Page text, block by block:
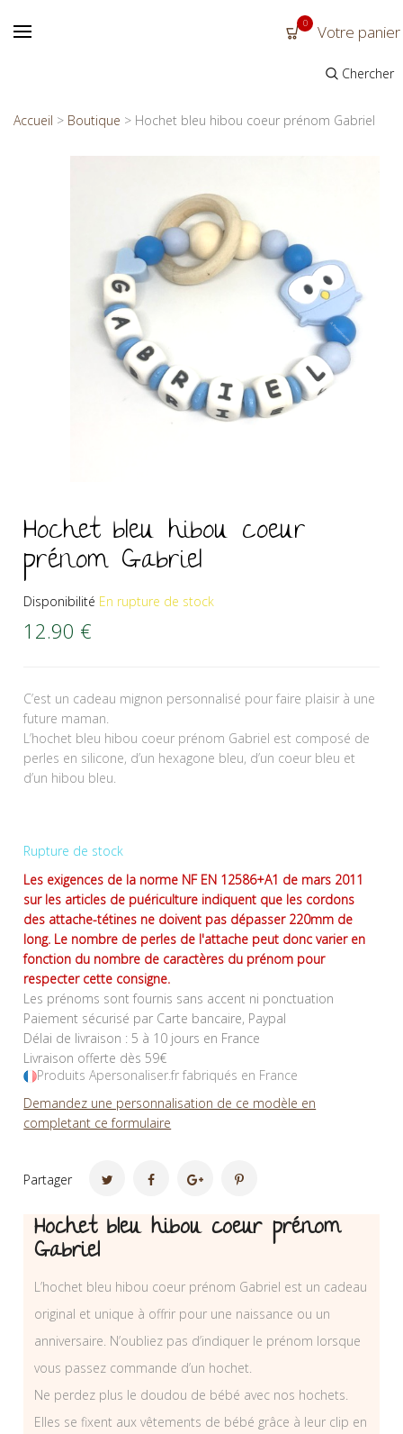
0 Votre panier
Chercher
Accueil > Boutique > Hochet bleu hibou coeur prénom Gabriel
Hochet bleu hibou coeur
prénom Gabriel
Disponibilité En rupture de stock
12.90 €
C’est un cadeau mignon personnalisé pour faire plaisir à une
future maman.
L’hochet bleu hibou coeur prénom Gabriel est composé de
perles en silicone, d’un hexagone bleu, d’un coeur bleu et
d’un hibou bleu.
Rupture de stock
Les exigences de la norme NF EN 12586+A1 de mars 2011
sur les articles de puériculture indiquent que les cordons
des attache-tétines ne doivent pas dépasser 220mm de
long. Le nombre de perles de l'attache peut donc varier en
fonction du nombre de caractères du prénom pour
respecter cette consigne.
Les prénoms sont fournis sans accent ni ponctuation
Paiement sécurisé par Carte bancaire, Paypal
Délai de livraison : 5 à 10 jours en France
Livraison offerte dès 59€
Produits Apersonaliser.fr fabriqués en France
Demandez une personnalisation de ce modèle en
completant ce formulaire
Partager
Hochet bleu hibou coeur prénom
Gabriel
L’hochet bleu hibou coeur prénom Gabriel est un cadeau
original et unique à offrir pour une naissance ou un
anniversaire. N’oubliez pas d’indiquer le prénom lorsque
vous passez commande d’un hochet.
Ne perdez plus le doudou de bébé avec nos hochets.
Elles se fixent aux vêtements de bébé grâce à leur clip en